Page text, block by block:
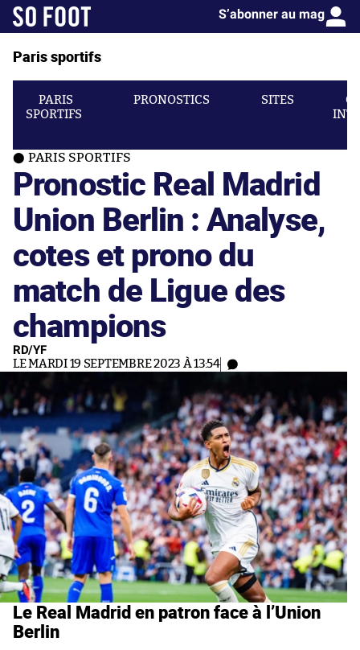
S’abonner au mag
Paris sportifs
PARIS
SPORTIFS
PRONOSTICS SITES
PARIS SPORTIFS
Pronostic Real Madrid
Union Berlin : Analyse,
cotes et prono du
match de Ligue des
champions
RD/YF
LE MARDI 19 SEPTEMBRE 2023 À 13:54
Le Real Madrid en patron face à l’Union
Berlin